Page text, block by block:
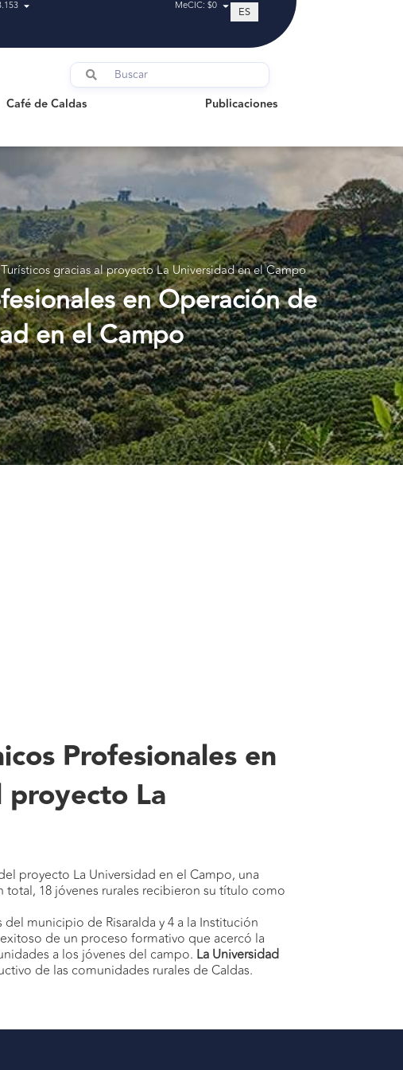
MeCIC: $0 ES
Café de Caldas Publicaciones
Publicaciones
gracias al proyecto La Universidad en el Campo
en Operación de
en el Campo
Profesionales en
proyecto La
proyecto La Universidad en el Campo, una
total, 18 jóvenes rurales recibieron su título como
municipio de Risaralda y 4 a la Institución
de un proceso formativo que acercó la
a los jóvenes del campo. La Universidad
de las comunidades rurales de Caldas.